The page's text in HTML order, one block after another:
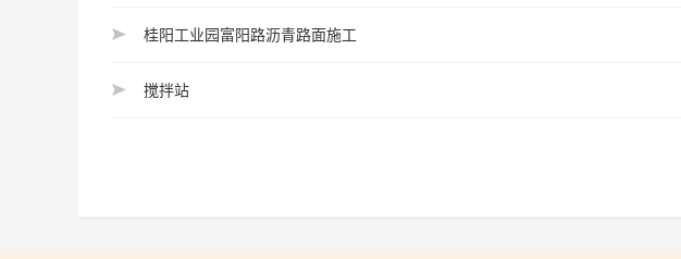
桂阳工业园富阳路沥青路面施工
搅拌站